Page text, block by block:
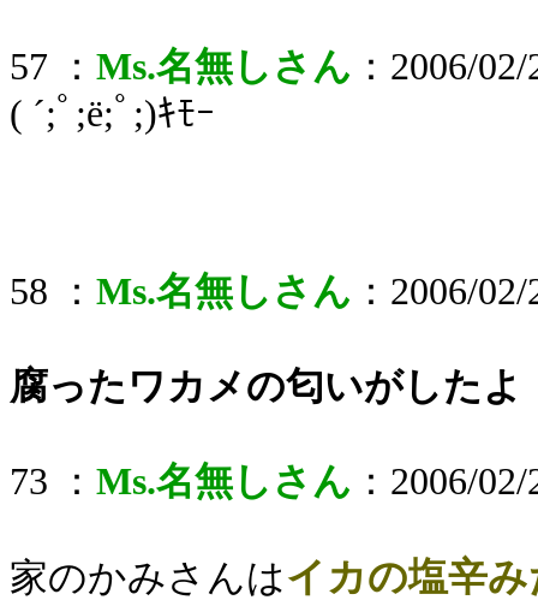
57 ： Ms.名無しさん ：2006/
( ´;ﾟ;ё;ﾟ;)ｷﾓｰ
58 ： Ms.名無しさん ：2006/
腐ったワカメの匂いがしたよ
73 ： Ms.名無しさん ：2006/
家のかみさんはイカの塩辛